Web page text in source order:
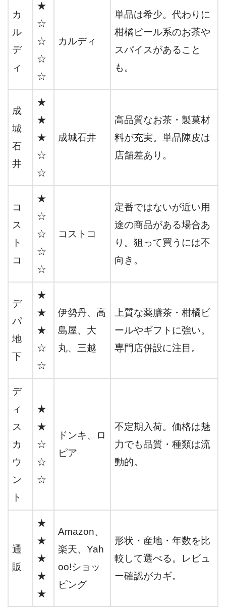
カ
ル
デ
ィ
★
☆
☆
☆
☆
カルディ
単品は希少。代わりに
柑橘ピール系のお茶や
スパイスがあること
も。
成
城
石
井
★
★
★
☆
☆
成城石井
高品質なお茶・製菓材
料が充実。単品陳皮は
店舗差あり。
コ
ス
ト
コ
★
☆
☆
☆
☆
コストコ
定番ではないが近い用
途の商品がある場合あ
り。狙って買うには不
向き。
デ
パ
地
下
★
★
★
☆
☆
伊勢丹、高
島屋、大
丸、三越
上質な薬膳茶・柑橘ピ
ールやギフトに強い。
専門店併設に注目。
デ
ィ
ス
カ
ウ
ン
ト
★
★
☆
☆
☆
ドンキ、ロ
ピア
不定期入荷。価格は魅
力でも品質・種類は流
動的。
通
販
★
★
★
★
★
Amazon、
楽天、Yah
oo!ショッ
ピング
形状・産地・年数を比
較して選べる。レビュ
ー確認がカギ。